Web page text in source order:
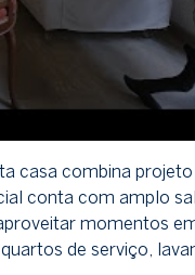
casa combina projeto
conta com amplo
momentos
de serviço,